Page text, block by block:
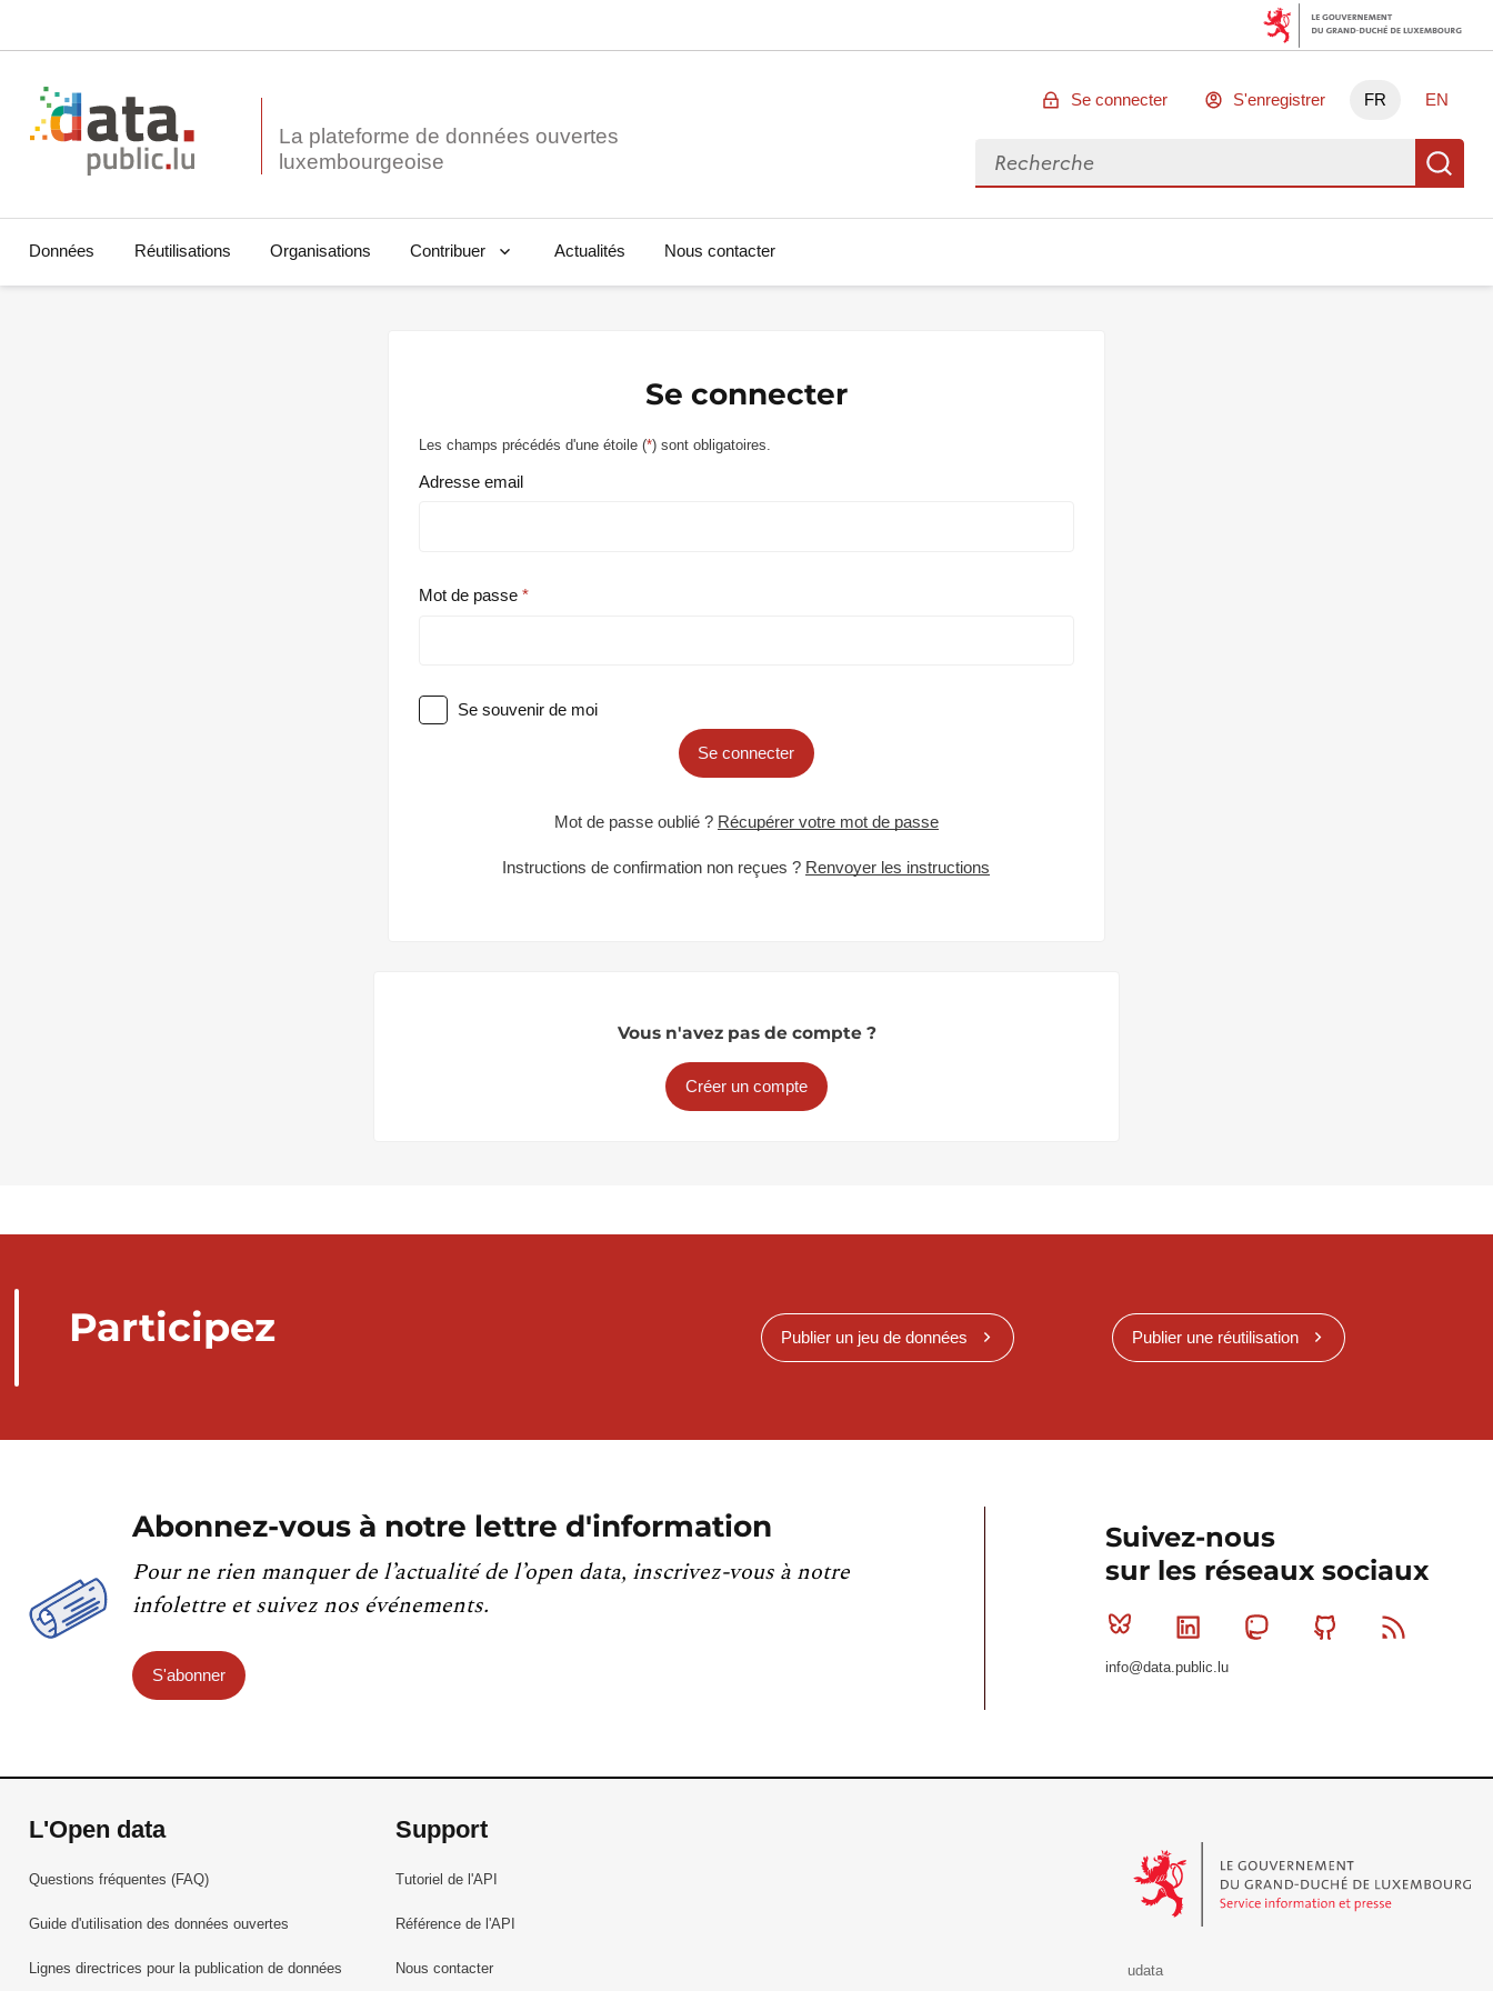
La plateforme de données ouvertes
Se connecter S'enregistrer FR EN
Rechercher des données
Données Réutilisations Organisations Contribuer Actualités Nous contacter
Se connecter
Les champs précédés d'une étoile (*) sont obligatoires.
Adresse email
Mot de passe
Se souvenir de moi
Se connecter
Mot de passe oublié ? Récupérer votre mot de passe
Instructions de confirmation non reçues ? Renvoyer les instructions
Vous n'avez pas de compte ?
Créer un compte
Participez Publier un jeu de données Publier une réutilisation
Abonnez-vous à notre lettre d'information
Pour ne rien manquer de l’actualité de l’open data, inscrivez-vous à notre
infolettre et suivez nos événements.
S'abonner
Suivez-nous
sur les réseaux sociaux
Bluesky Linkedin MastodonGithub
info@data.public.lu
L'Open data
Questions fréquentes (FAQ)
Guide d'utilisation des données ouvertes
Lignes directrices pour la publication de données
Support
Tutoriel de l'API
Référence de l'API
Nous contacter
udata